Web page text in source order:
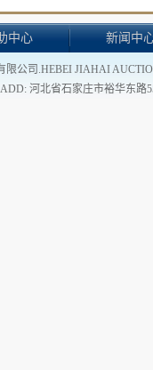
中心 新闻中
限公司.HEBEI JIAHAI
ADD: 河北省石家庄市裕华东路